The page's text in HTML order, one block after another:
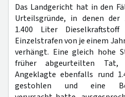
Das Landgericht hat in den
Urteilsgründe, in denen der
1.400 Liter
Einzelstrafen von je einem
verhängt. Eine gleich hohe
früher abgeurteilten
Angeklagte ebenfalls rund
gestohlen und eine